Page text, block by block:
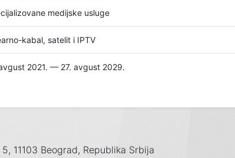
medijske usluge
kabal, satelit i IPTV
2021. — 27. avgust 2029.
11103 Beograd, Republika Srbija